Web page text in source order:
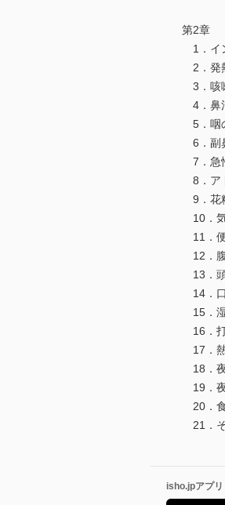
第2章
1．イ
2．発
3．咳
4．鼻
5．咽
6．副
7．急
8．ア
9．花
10．
11．
12．
13．
14．
15．
16．
17．
18．
19．
20．
21．
isho.jpアプリ